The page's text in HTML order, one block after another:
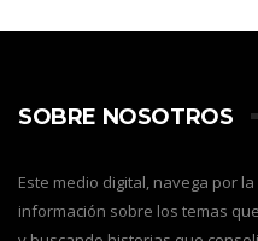
SOBRE NOSOTROS
Este medio digital, navega por
información sobre los temas